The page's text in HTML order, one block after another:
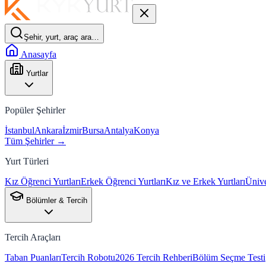
Şehir, yurt, araç ara…
Anasayfa
Yurtlar
Popüler Şehirler
İstanbulAnkaraİzmirBursaAntalyaKonya
Tüm Şehirler →
Yurt Türleri
Kız Öğrenci YurtlarıErkek Öğrenci YurtlarıKız ve Erkek Yurtları
Bölümler & Tercih
Tercih Araçları
Taban PuanlarıTercih Robotu2026 Tercih RehberiBölüm Seçme Testi